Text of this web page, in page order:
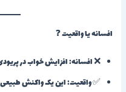
افسانه یا واقعیت ❓
❌ افسانه: افزایش خواب در
✅ واقعیت: این یک واکنش طبیعی